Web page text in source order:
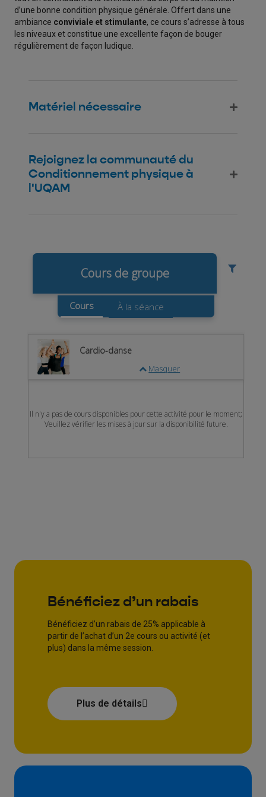
d’une bonne condition physique générale. Offert dans une
ambiance conviviale et stimulante, ce cours s’adresse à tous
les niveaux et constitue une excellente façon de bouger
régulièrement de façon ludique.
Matériel nécessaire
Rejoignez la communauté du
Conditionnement physique à
l'UQAM
Bénéficiez d’un rabais
Bénéficiez d’un rabais de 25% applicable à
partir de l’achat d’un 2e cours ou activité (et
plus) dans la même session.
Plus de détails